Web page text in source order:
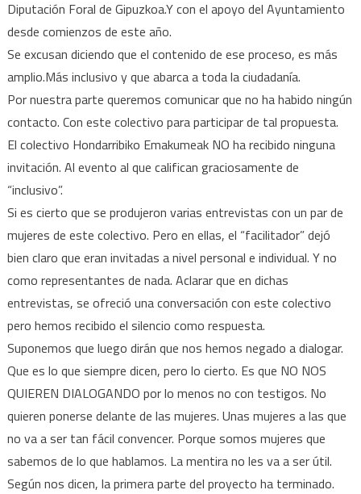
Diputación Foral de Gipuzkoa.Y con el apoyo del Ayuntamiento
desde comienzos de este año.
Se excusan diciendo que el contenido de ese proceso, es más
amplio.Más inclusivo y que abarca a toda la ciudadanía.
Por nuestra parte queremos comunicar que no ha habido ningún
contacto. Con este colectivo para participar de tal propuesta.
El colectivo Hondarribiko Emakumeak NO ha recibido ninguna
invitación. Al evento al que califican graciosamente de
“inclusivo”.
Si es cierto que se produjeron varias entrevistas con un par de
mujeres de este colectivo. Pero en ellas, el “facilitador” dejó
bien claro que eran invitadas a nivel personal e individual. Y no
como representantes de nada. Aclarar que en dichas
entrevistas, se ofreció una conversación con este colectivo
pero hemos recibido el silencio como respuesta.
Suponemos que luego dirán que nos hemos negado a dialogar.
Que es lo que siempre dicen, pero lo cierto. Es que NO NOS
QUIEREN DIALOGANDO por lo menos no con testigos. No
quieren ponerse delante de las mujeres. Unas mujeres a las que
no va a ser tan fácil convencer. Porque somos mujeres que
sabemos de lo que hablamos. La mentira no les va a ser útil.
Según nos dicen, la primera parte del proyecto ha terminado.